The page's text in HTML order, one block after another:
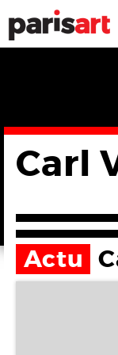
Carl
Actu